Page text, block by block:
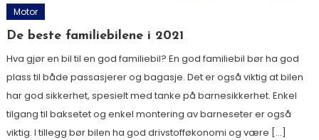
Motor
De beste familiebilene i 2021
Hva gjør en bil til en god familiebil? En god familiebil bør ha god
plass til både passasjerer og bagasje. Det er også viktig at bilen
har god sikkerhet, spesielt med tanke på barnesikkerhet. Enkel
tilgang til baksetet og enkel montering av barneseter er også
viktig. I tillegg bør bilen ha god drivstofføkonomi og være […]